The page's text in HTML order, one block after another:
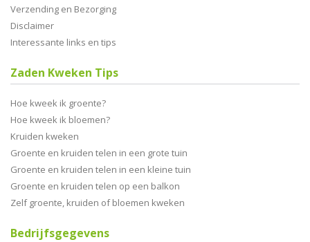
Verzending en Bezorging
Disclaimer
Interessante links en tips
Zaden Kweken Tips
Hoe kweek ik groente?
Hoe kweek ik bloemen?
Kruiden kweken
Groente en kruiden telen in een grote tuin
Groente en kruiden telen in een kleine tuin
Groente en kruiden telen op een balkon
Zelf groente, kruiden of bloemen kweken
Bedrijfsgegevens